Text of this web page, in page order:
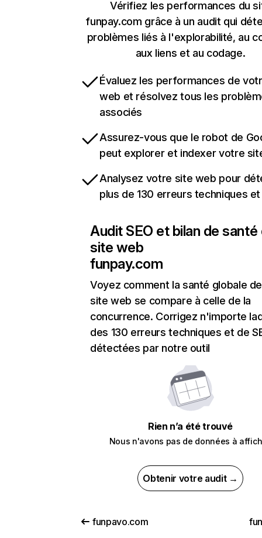
Vérifiez les performances du
funpay.com grâce à un audit qui
problèmes liés à l'explorabilité, au
aux liens et au codage.
Évaluez les performances de
web et résolvez tous les
associés
Assurez-vous que le robot de
peut explorer et indexer votre
Analysez votre site web pour
plus de 130 erreurs techniques et
Audit SEO et bilan de santé
site web
funpay.com
Voyez comment la santé globale
site web se compare à celle de la
concurrence. Corrigez n'importe
des 130 erreurs techniques et de
détectées par notre outil
Rien n’a été trouvé
Nous n'avons pas de données à
Obtenir votre audit →
funpavo.com